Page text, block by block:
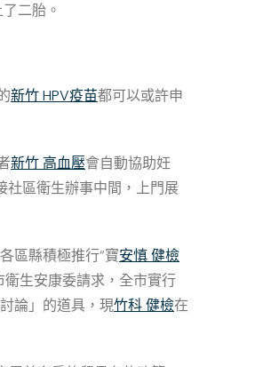
二胎。
新竹 HPV疫苗都可以或許申
新竹 高血壓會自動協助妊
社區衛生辦事中間，上門展
區縣積極推行“寶安慎 健檢
生安康委請求，全市實行
論」的道具，現竹科 健檢在